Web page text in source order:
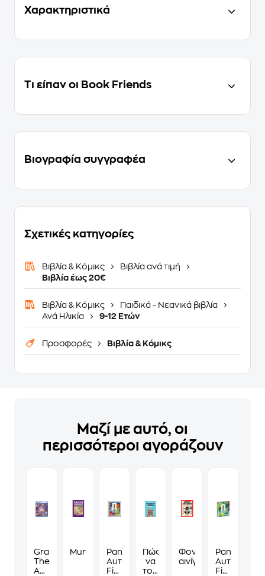
Χαρακτηριστικά
Τι είπαν οι Book Friends
Βιογραφία συγγραφέα
Σχετικές κατηγορίες
Βιβλία & Κόμικς
Βιβλία ανά τιμή
Βιβλία έως 20€
Βιβλία & Κόμικς
Παιδικά - Νεανικά βιβλία
Ανά Ηλικία
9-12 Ετών
Προσφορές Βιβλία & Κόμικς
Μαζί με αυτό, οι
περισσότεροι αγοράζουν
Grand
Theft
Auto
MurdokuPanini
Αυτοκόλλητα
Fifa
Πώς
να
τους
Φονικά
αινίγματα
Panini
Fifa